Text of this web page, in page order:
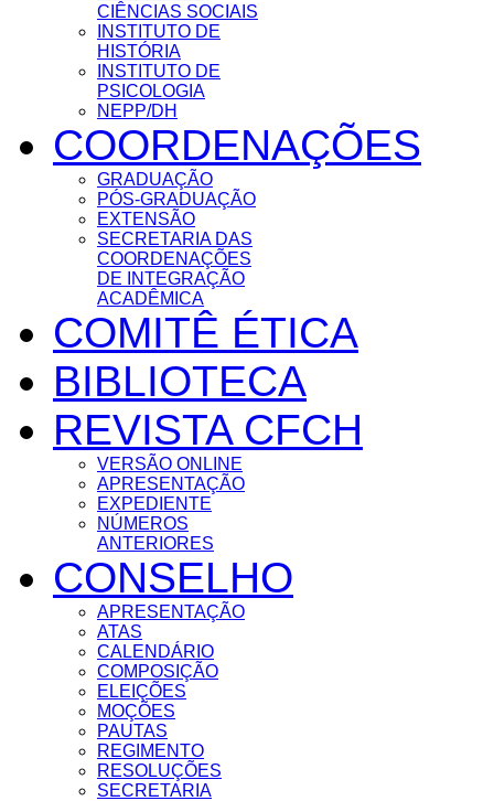
CIÊNCIAS SOCIAIS
INSTITUTO DE
HISTÓRIA
INSTITUTO DE
PSICOLOGIA
NEPP/DH
COORDENAÇÕES
GRADUAÇÃO
PÓS-GRADUAÇÃO
EXTENSÃO
SECRETARIA DAS
COORDENAÇÕES
DE INTEGRAÇÃO
ACADÊMICA
COMITÊ ÉTICA
BIBLIOTECA
REVISTA CFCH
VERSÃO ONLINE
APRESENTAÇÃO
EXPEDIENTE
NÚMEROS
ANTERIORES
CONSELHO
APRESENTAÇÃO
ATAS
CALENDÁRIO
COMPOSIÇÃO
ELEIÇÕES
MOÇÕES
PAUTAS
REGIMENTO
RESOLUÇÕES
SECRETARIA